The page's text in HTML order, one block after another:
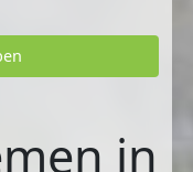
in